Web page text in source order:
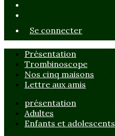
Se connecter
Présentation
Trombinoscope
Nos cinq maisons
Lettre aux amis
présentation
Adultes
Enfants et adolescents